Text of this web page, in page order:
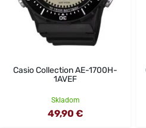
Casio Collection AE-1700H-
1AVEF
Skladom
49,90 €